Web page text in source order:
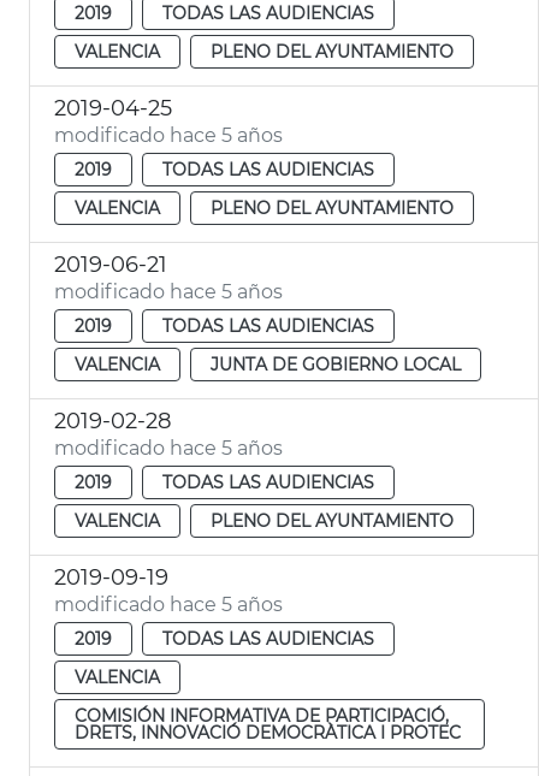
2019
TODAS LAS AUDIENCIAS
VALENCIA
PLENO DEL AYUNTAMIENTO
2019-04-25
modificado hace 5 años
2019
TODAS LAS AUDIENCIAS
VALENCIA
PLENO DEL AYUNTAMIENTO
2019-06-21
modificado hace 5 años
2019
TODAS LAS AUDIENCIAS
VALENCIA
JUNTA DE GOBIERNO LOCAL
2019-02-28
modificado hace 5 años
2019
TODAS LAS AUDIENCIAS
VALENCIA
PLENO DEL AYUNTAMIENTO
2019-09-19
modificado hace 5 años
2019
TODAS LAS AUDIENCIAS
VALENCIA
COMISIÓN INFORMATIVA DE PARTICIPACIÓ,
DRETS, INNOVACIÓ DEMOCRÀTICA I PROTEC